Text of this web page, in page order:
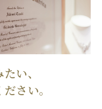
い、
さい。